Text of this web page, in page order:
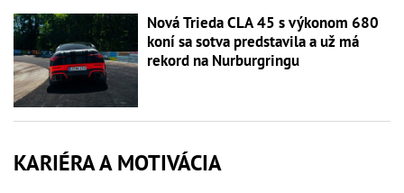
Nová Trieda CLA 45 s výkonom 680
koní sa sotva predstavila a už má
rekord na Nurburgringu
KARIÉRA A MOTIVÁCIA